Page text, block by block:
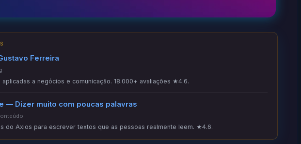
Ferreira
a negócios e comunicação. 18.000+ avaliações ★4.6.
— Dizer muito com poucas palavras
do Axios para escrever textos que as pessoas realmente leem. ★4.6.